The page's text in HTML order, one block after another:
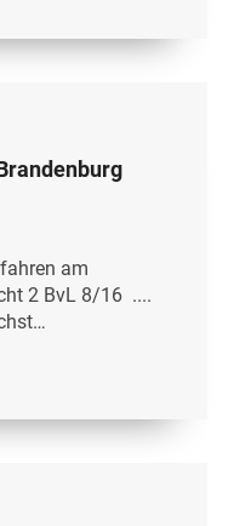
am
2 BvL 8/16 ....